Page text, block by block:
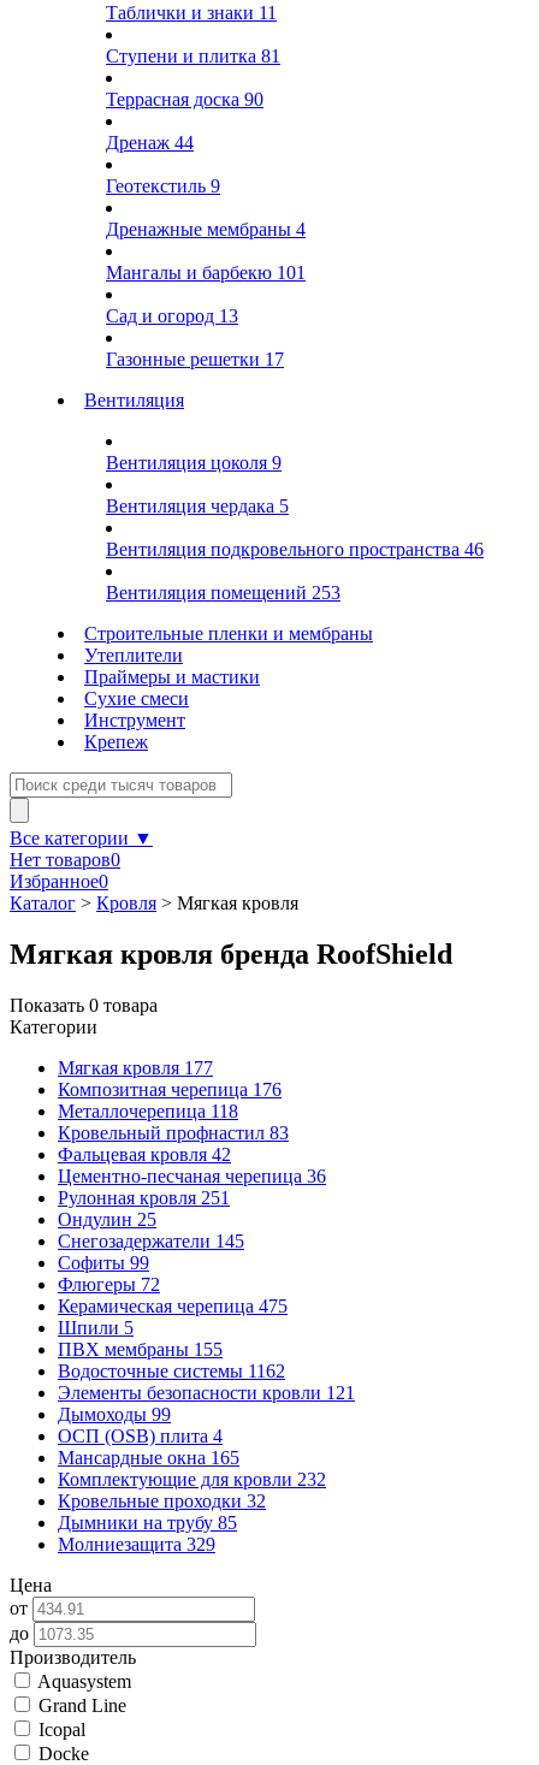
Таблички и знаки 11
Ступени и плитка 81
Террасная доска 90
Дренаж 44
Геотекстиль 9
Дренажные мембраны 4
Мангалы и барбекю 101
Сад и огород 13
Газонные решетки 17
Вентиляция
Вентиляция цоколя 9
Вентиляция чердака 5
Вентиляция подкровельного пространства 46
Вентиляция помещений 253
Строительные пленки и мембраны
Утеплители
Праймеры и мастики
Сухие смеси
Инструмент
Крепеж
Все категории ▼
Нет товаров0
Избранное0
Каталог > Кровля > Мягкая кровля
Мягкая кровля бренда RoofShield
Показать 0 товара
Категории
Мягкая кровля 177
Композитная черепица 176
Металлочерепица 118
Кровельный профнастил 83
Фальцевая кровля 42
Цементно-песчаная черепица 36
Рулонная кровля 251
Ондулин 25
Снегозадержатели 145
Софиты 99
Флюгеры 72
Керамическая черепица 475
Шпили 5
ПВХ мембраны 155
Водосточные системы 1162
Элементы безопасности кровли 121
Дымоходы 99
ОСП (OSB) плита 4
Мансардные окна 165
Комплектующие для кровли 232
Кровельные проходки 32
Дымники на трубу 85
Молниезащита 329
Цена
от
до
Производитель
Aquasystem
Grand Line
Icopal
Docke